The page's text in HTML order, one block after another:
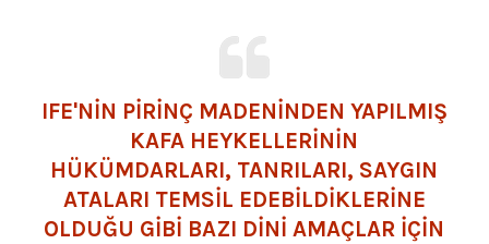
IFE'NİN PİRİNÇ MADENİNDEN YAPILMIŞ
KAFA HEYKELLERİNİN
HÜKÜMDARLARI, TANRILARI, SAYGIN
ATALARI TEMSİL EDEBİLDİKLERİNE
OLDUĞU GİBİ BAZI DİNİ AMAÇLAR İÇİN